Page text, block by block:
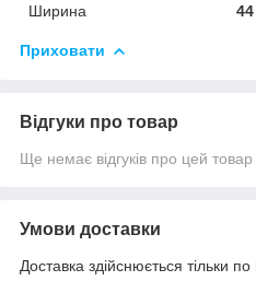
Ширина
Приховати
Відгуки про товар
Ще немає відгуків про цей товар
Умови доставки
Доставка здійснюється тільки по